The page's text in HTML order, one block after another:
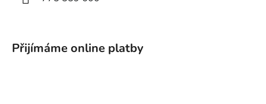
Přijímáme online platby